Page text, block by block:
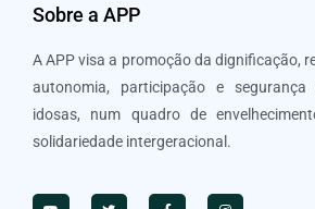
Sobre a APP
A APP visa a promoção da dignificação,
autonomia, participação e segurança
idosas, num quadro de
solidariedade intergeracional.